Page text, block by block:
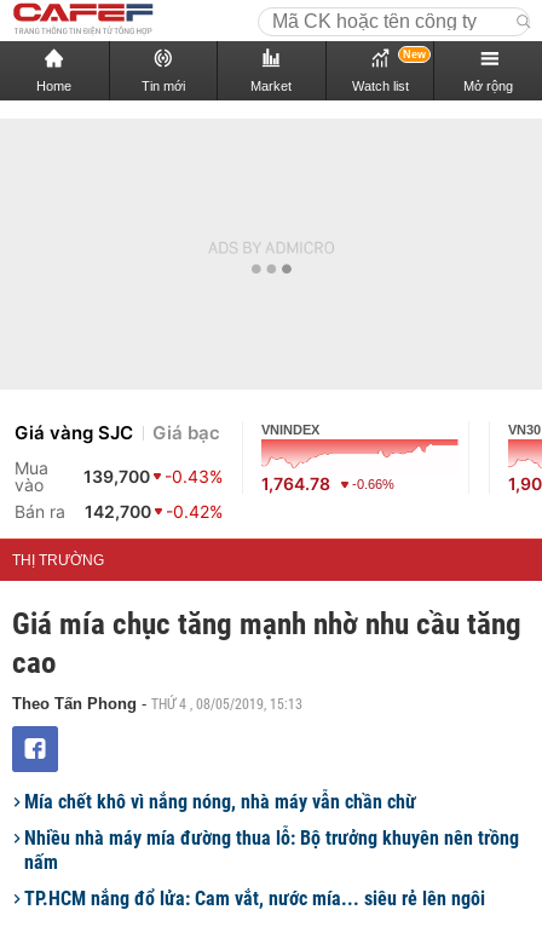
Home Tin mới Market Watch list
New
Mở rộng
Giá vàng SJC Giá bạc
Mua
vào
139,700
-0.43%
Bán ra
142,700 -0.42%
VNINDEX
1,764.78 -0.66%
VN30
THỊ TRƯỜNG
Giá mía chục tăng mạnh nhờ nhu cầu tăng
cao
Theo Tấn Phong - THỨ 4 , 08/05/2019, 15:13
Mía chết khô vì nắng nóng, nhà máy vẫn chần chừ
Nhiều nhà máy mía đường thua lỗ: Bộ trưởng khuyên nên trồng
nấm
TP.HCM nắng đổ lửa: Cam vắt, nước mía... siêu rẻ lên ngôi